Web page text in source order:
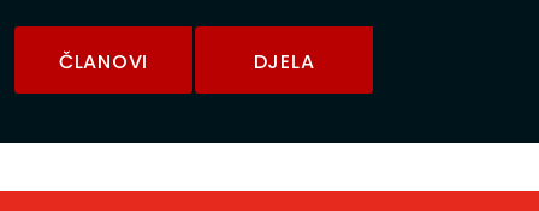
ČLANOVI DJELA